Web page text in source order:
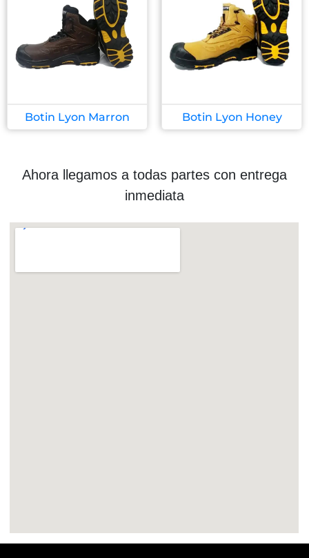
Botin Lyon Marron Botin Lyon Honey
Ahora llegamos a todas partes con entrega
inmediata